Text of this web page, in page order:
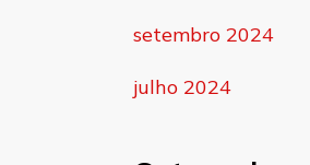
setembro 2024
julho 2024